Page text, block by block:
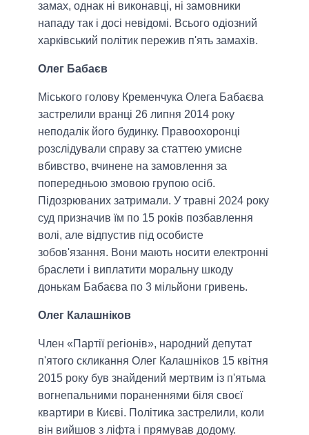
замах, однак ні виконавці, ні замовники
нападу так і досі невідомі. Всього одіозний
харківський політик пережив п'ять замахів.
Олег Бабаєв
Міського голову Кременчука Олега Бабаєва
застрелили вранці 26 липня 2014 року
неподалік його будинку. Правоохоронці
розслідували справу за статтею умисне
вбивство, вчинене на замовлення за
попередньою змовою групою осіб.
Підозрюваних затримали. У травні 2024 року
суд призначив їм по 15 років позбавлення
волі, але відпустив під особисте
зобов'язання. Вони мають носити електронні
браслети і виплатити моральну шкоду
донькам Бабаєва по 3 мільйони гривень.
Олег Калашніков
Член «Партії регіонів», народний депутат
п'ятого скликання Олег Калашніков 15 квітня
2015 року був знайдений мертвим із п'ятьма
вогнепальними пораненнями біля своєї
квартири в Києві. Політика застрелили, коли
він вийшов з ліфта і прямував додому.